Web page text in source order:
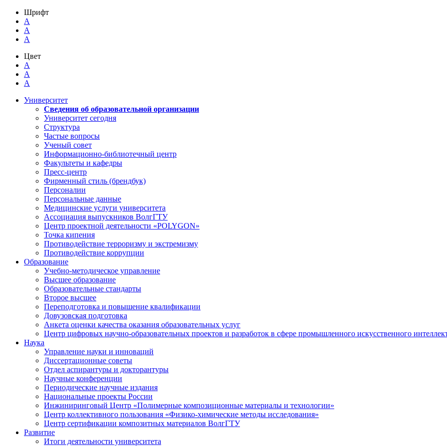
Шрифт
A
A
A
Цвет
A
A
A
Университет
Сведения об образовательной организации
Университет сегодня
Структура
Частые вопросы
Ученый совет
Информационно-библиотечный центр
Факультеты и кафедры
Пресс-центр
Фирменный стиль (брендбук)
Персоналии
Персональные данные
Медицинские услуги университета
Ассоциация выпускников ВолгГТУ
Центр проектной деятельности «POLYGON»
Точка кипения
Противодействие терроризму и экстремизму
Противодействие коррупции
Образование
Учебно-методическое управление
Высшее образование
Образовательные стандарты
Второе высшее
Переподготовка и повышение квалификации
Довузовская подготовка
Анкета оценки качества оказания образовательных услуг
Центр цифровых научно-образовательных проектов и разработок в сфере промышленного искусственного
Наука
Управление науки и инноваций
Диссертационные советы
Отдел аспирантуры и докторантуры
Научные конференции
Периодические научные издания
Национальные проекты России
Инжиниринговый Центр «Полимерные композиционные материалы и технологии»
Центр коллективного пользования «Физико-химические методы исследования»
Центр сертификации композитных материалов ВолгГТУ
Развитие
Итоги деятельности университета